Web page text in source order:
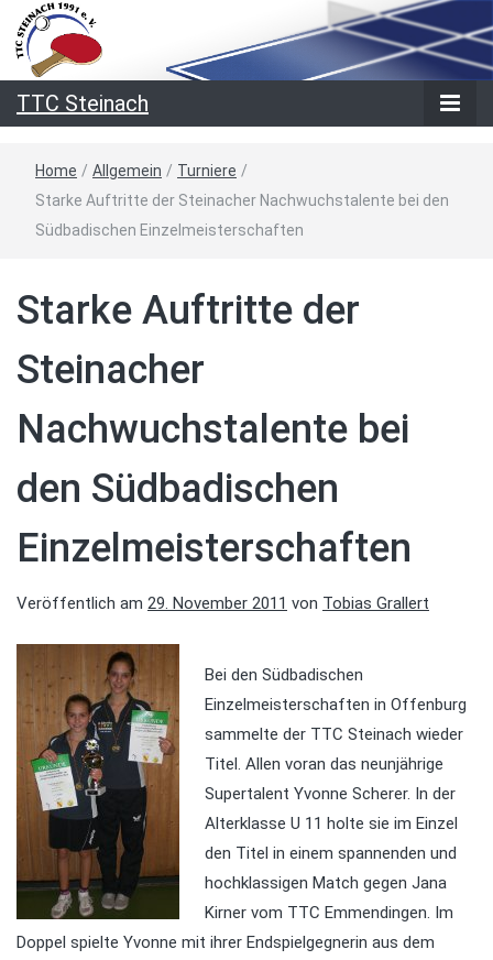
TTC Steinach
Home / Allgemein / Turniere /
Starke Auftritte der Steinacher Nachwuchstalente bei den
Südbadischen Einzelmeisterschaften
Starke Auftritte der
Steinacher
Nachwuchstalente bei
den Südbadischen
Einzelmeisterschaften
Veröffentlich am 29. November 2011 von Tobias Grallert
Bei den Südbadischen
Einzelmeisterschaften in Offenburg
sammelte der TTC Steinach wieder
Titel. Allen voran das neunjährige
Supertalent Yvonne Scherer. In der
Alterklasse U 11 holte sie im Einzel
den Titel in einem spannenden und
hochklassigen Match gegen Jana
Kirner vom TTC Emmendingen. Im
Doppel spielte Yvonne mit ihrer Endspielgegnerin aus dem